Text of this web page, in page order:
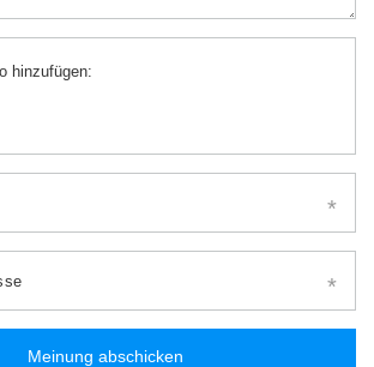
hinzufügen:
Meinung abschicken